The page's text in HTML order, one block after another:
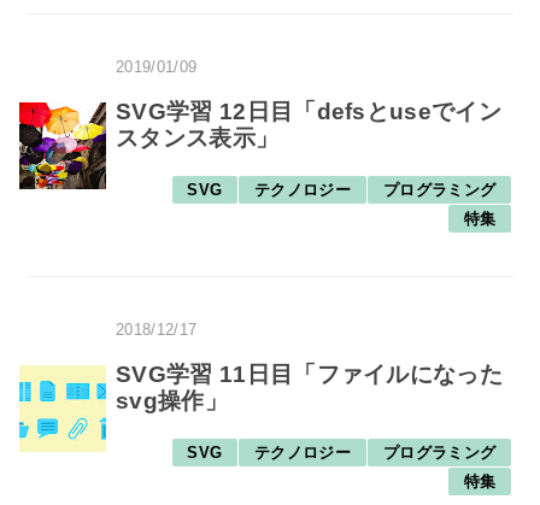
2019/01/09
SVG学習 12日目「defsとuseでイン
スタンス表示」
SVG テクノロジー
プログラミング
特集
2018/12/17
SVG学習 11日目「ファイルになった
svg操作」
SVG テクノロジー
プログラミング
特集